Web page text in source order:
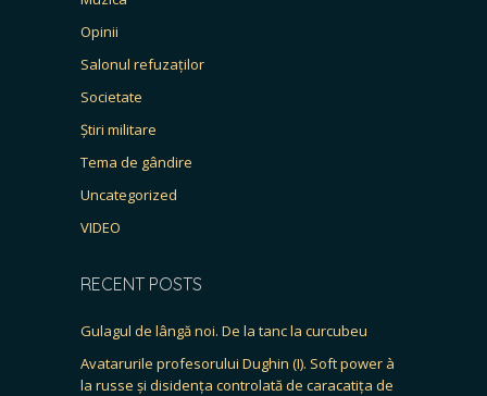
Opinii
Salonul refuzaților
Societate
Știri militare
Tema de gândire
Uncategorized
VIDEO
RECENT POSTS
Gulagul de lângă noi. De la tanc la curcubeu
Avatarurile profesorului Dughin (I). Soft power à
la russe și disidența controlată de caracatița de